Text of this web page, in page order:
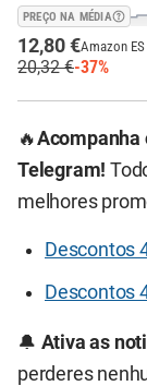
PREÇO NA MÉDIA
12,80 €Amazon ES
20,32 €-37%
🔥Acompanha
Telegram!
melhores
Descontos
Descontos
🔔 Ativa as
perderes